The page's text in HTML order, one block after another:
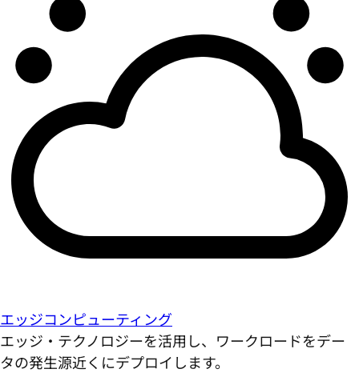
エッジコンピューティング
エッジ・テクノロジーを活用し、ワークロードをデー
タの発生源近くにデプロイします。